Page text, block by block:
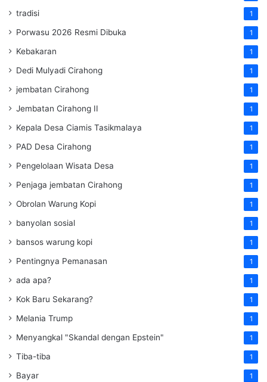
tradisi 1
Porwasu 2026 Resmi Dibuka 1
Kebakaran 1
Dedi Mulyadi Cirahong 1
jembatan Cirahong 1
Jembatan Cirahong II 1
Kepala Desa Ciamis Tasikmalaya 1
PAD Desa Cirahong 1
Pengelolaan Wisata Desa 1
Penjaga jembatan Cirahong 1
Obrolan Warung Kopi 1
banyolan sosial 1
bansos warung kopi 1
Pentingnya Pemanasan 1
ada apa? 1
Kok Baru Sekarang? 1
Melania Trump 1
Menyangkal "Skandal dengan Epstein" 1
Tiba-tiba 1
Bayar 1